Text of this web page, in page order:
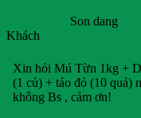
Son dang
Khách
Xin hỏi Mú Từn 1kg +
(1 củ) + táo đỏ (10 quả)
không Bs , cảm ơn!